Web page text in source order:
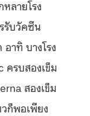
ลายโรง
รับวัคซีน
าทิ บางโรง
ครบสองเข็ม
สองเข็ม
ก็พอเพียง